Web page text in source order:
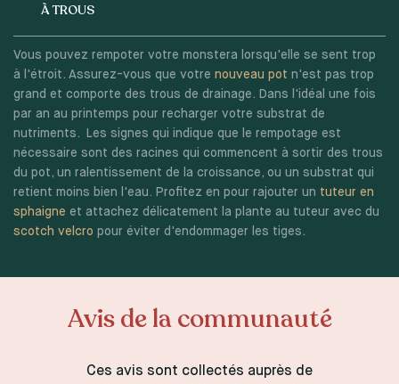
À TROUS
Vous pouvez rempoter votre monstera lorsqu'elle se sent trop
à l'étroit. Assurez-vous que votre nouveau pot n'est pas trop
grand et comporte des trous de drainage. Dans l'idéal une fois
par an au printemps pour recharger votre substrat de
nutriments. Les signes qui indique que le rempotage est
nécessaire sont des racines qui commencent à sortir des trous
du pot, un ralentissement de la croissance, ou un substrat qui
retient moins bien l'eau. Profitez en pour rajouter un tuteur en
sphaigne et attachez délicatement la plante au tuteur avec du
scotch velcro pour éviter d'endommager les tiges.
Avis de la communauté
Ces avis sont collectés auprès de